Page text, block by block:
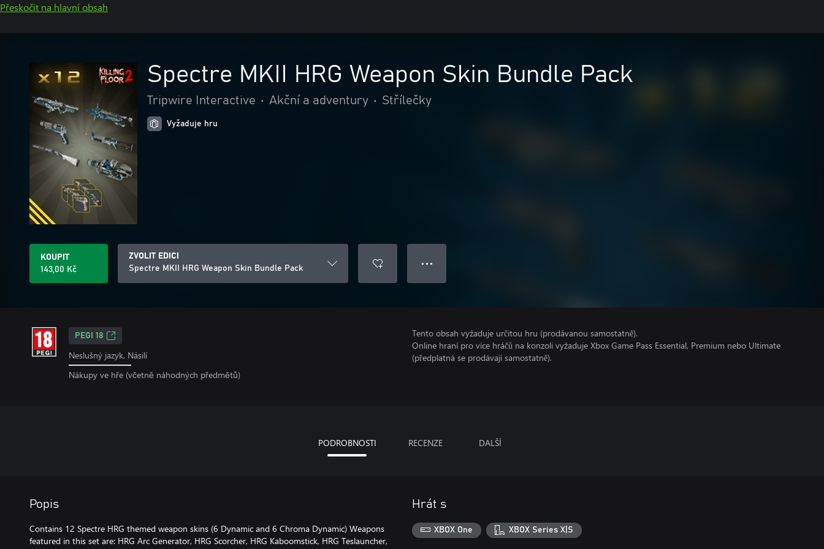
Přeskočit na hlavní obsah
Spectre MKII HRG Weapon Skin Bundle Pack
Tripwire Interactive • Akční a adventury • Střílečky
Vyžaduje hru
KOUPIT
143,00 Kč
ZVOLIT EDICI
Spectre MKII HRG Weapon Skin Bundle Pack
● ● ●
PEGI 18
Neslušný jazyk, Násilí
Nákupy ve hře (včetně náhodných předmětů)
Tento obsah vyžaduje určitou hru (prodávanou samostatně).
Online hraní pro více hráčů na konzoli vyžaduje Xbox Game Pass Essential, Premium nebo Ultimate
(předplatná se prodávají samostatně).
PODROBNOSTI RECENZE DALŠÍ
Popis
Contains 12 Spectre HRG themed weapon skins (6 Dynamic and 6 Chroma Dynamic) Weapons
featured in this set are: HRG Arc Generator, HRG Scorcher, HRG Kaboomstick, HRG Teslauncher,
Hrát s
XBOX One XBOX Series X|S